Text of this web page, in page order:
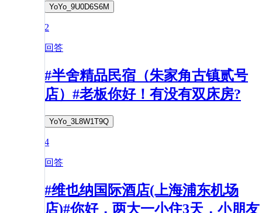
YoYo_9U0D6S6M
2
回答
#半舍精品民宿（朱家角古镇贰号
店）#老板你好！有没有双床房?
YoYo_3L8W1T9Q
4
回答
#维也纳国际酒店(上海浦东机场
店)#你好，两大一小住3天，小朋友